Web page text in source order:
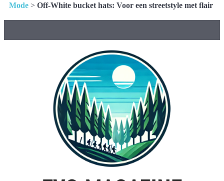
Mode > Off-White bucket hats: Voor een streetstyle met flair